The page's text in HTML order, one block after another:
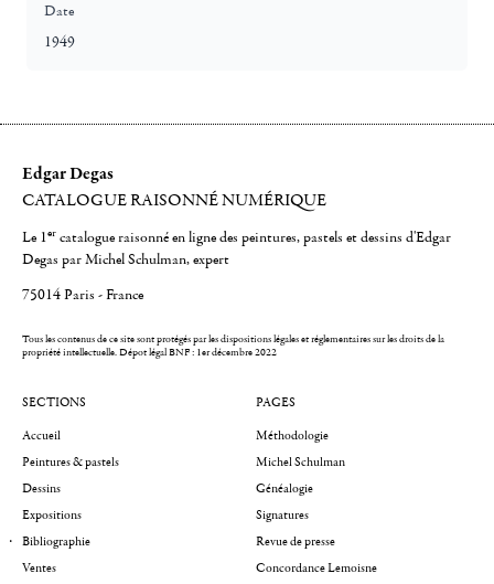
Date
1949
Edgar Degas
CATALOGUE RAISONNÉ NUMÉRIQUE
Le 1er catalogue raisonné en ligne des peintures, pastels et dessins d'Edgar
Degas par Michel Schulman, expert
75014 Paris - France
Tous les contenus de ce site sont protégés par les dispositions légales et réglementaires sur les droits de la
propriété intellectuelle.Dépot légal BNF : 1er décembre 2022
SECTIONS
Accueil
Peintures & pastels
Dessins
Expositions
Bibliographie
Ventes
PAGES
Méthodologie
Michel Schulman
Généalogie
Signatures
Revue de presse
Concordance Lemoisne